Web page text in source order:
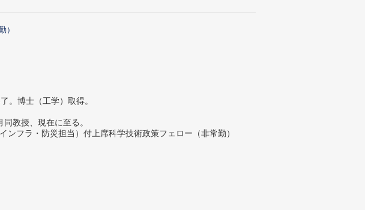
）
。博士（工学）取得。
教授、現在に至る。
フラ・防災担当）付上席科学技術政策フェロー（非常勤）